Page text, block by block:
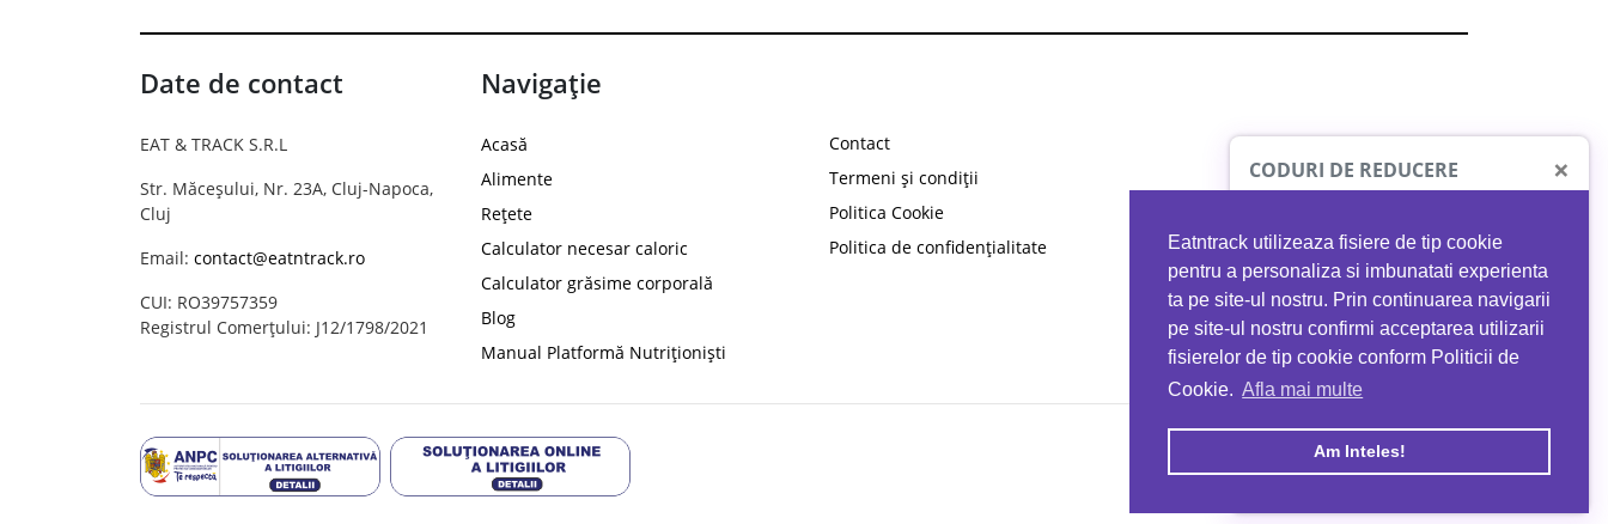
Eatntrack utilizeaza fisiere de tip cookie
pentru a personaliza si imbunatati experienta
ta pe site-ul nostru. Prin continuarea navigarii
pe site-ul nostru confirmi acceptarea utilizarii
fisierelor de tip cookie conform Politicii de
Cookie. Afla mai multe
Am Inteles!
Date de contact
EAT & TRACK S.R.L
Str. Măceșului, Nr. 23A, Cluj-Napoca,
Cluj
Email: contact@eatntrack.ro
CUI: RO39757359
Registrul Comerțului: J12/1798/2021
Navigație
Acasă
Alimente
Rețete
Calculator necesar caloric
Calculator grăsime corporală
Blog
Manual Platformă Nutriționiști
Contact
Termeni și condiții
Politica Cookie
Politica de confidențialitate
CODURI DE REDUCERE ×
PROTO41
reducere la orice comandă
EATNTRACK
MYPROTEIN
Ai40%reducere la orice comandă
folosind codul EATTRACK